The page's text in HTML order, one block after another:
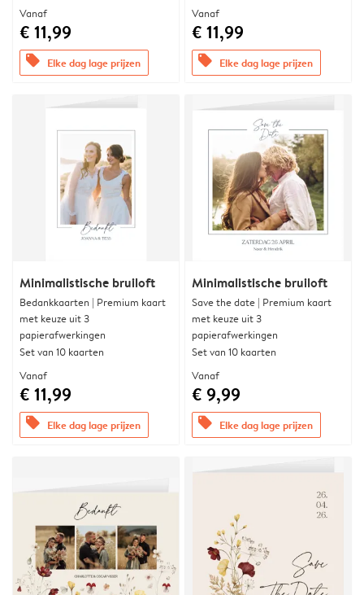
Vanaf
€ 11,99
offers Elke dag lage prijzen
Vanaf
€ 11,99
offers Elke dag lage prijzen
Minimalistische bruiloft
Bedankkaarten | Premium kaart
met keuze uit 3
papierafwerkingen
Set van 10 kaarten
Vanaf
€ 11,99
offers Elke dag lage prijzen
Minimalistische bruiloft
Save the date | Premium kaart
met keuze uit 3
papierafwerkingen
Set van 10 kaarten
Vanaf
€ 9,99
offers Elke dag lage prijzen